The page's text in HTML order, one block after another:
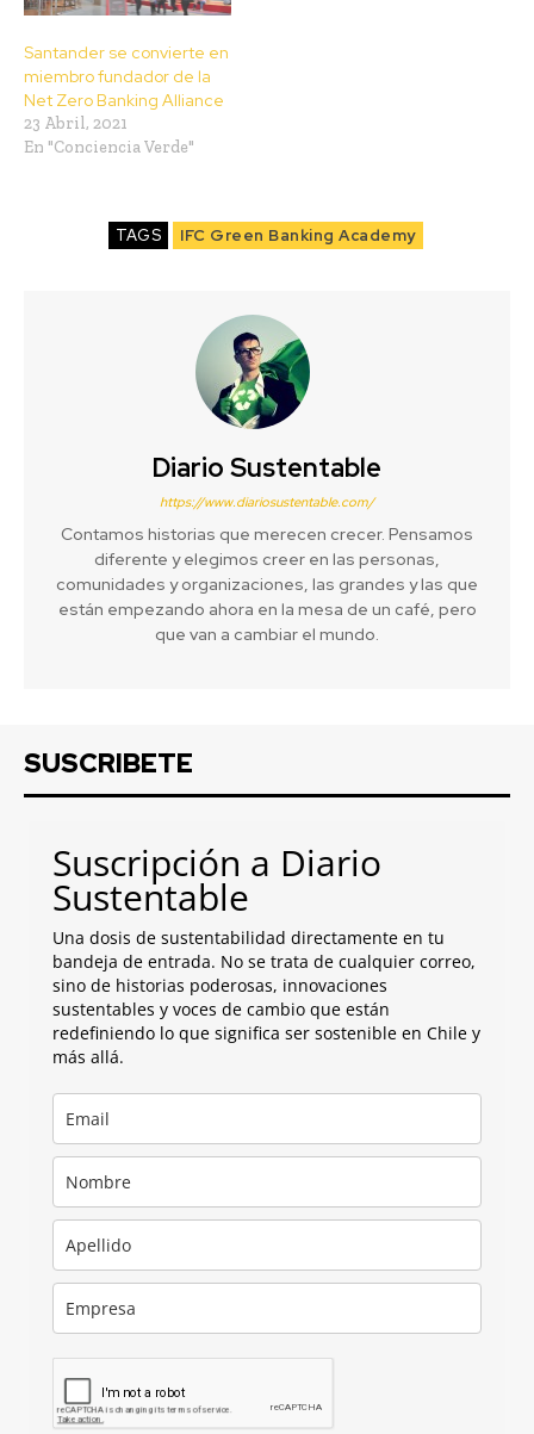
Santander se convierte en
miembro fundador de la
Net Zero Banking Alliance
23 Abril, 2021
En "Conciencia Verde"
TAGS IFC Green Banking Academy
Diario Sustentable
https://www.diariosustentable.com/
Contamos historias que merecen crecer. Pensamos
diferente y elegimos creer en las personas,
comunidades y organizaciones, las grandes y las que
están empezando ahora en la mesa de un café, pero
que van a cambiar el mundo.
SUSCRIBETE
Suscripción a Diario
Sustentable
Una dosis de sustentabilidad directamente en tu
bandeja de entrada. No se trata de cualquier correo,
sino de historias poderosas, innovaciones
sustentables y voces de cambio que están
redefiniendo lo que significa ser sostenible en Chile y
más allá.